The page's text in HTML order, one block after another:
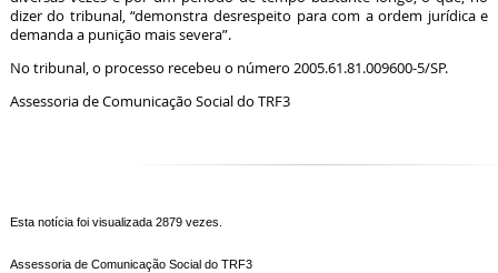
dizer do tribunal, “demonstra desrespeito para com a ordem jurídica e
demanda a punição mais severa”.
No tribunal, o processo recebeu o número 2005.61.81.009600-5/SP.
Assessoria de Comunicação Social do TRF3
Esta notícia foi visualizada 2879 vezes.
Assessoria de Comunicação Social do TRF3